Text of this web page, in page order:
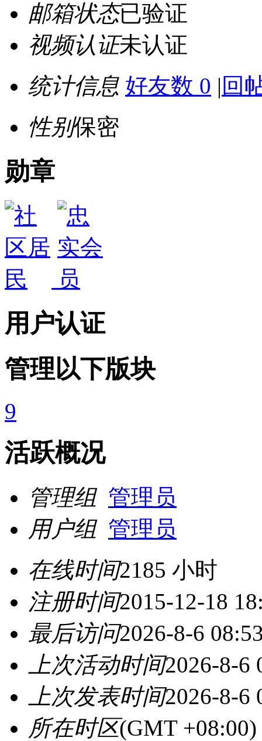
邮箱状态已验证
视频认证未认证
统计信息 好友数 0 | 回
性别保密
勋章
用户认证
管理以下版块
9
活跃概况
管理组 管理员
用户组 管理员
在线时间2185 小时
注册时间2015-12-18
最后访问2026-8-6
上次活动时间2026-8-6
上次发表时间2026-8-6
所在时区(GMT